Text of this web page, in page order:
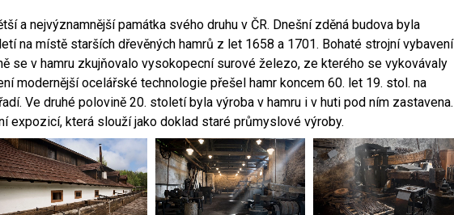
a nejvýznamnější památka svého druhu v ČR. Dnešní zděná budova byla
na místě starších dřevěných hamrů z let 1658 a 1701. Bohaté strojní vybavení
se v hamru zkujňovalo vysokopecní surové železo, ze kterého se vykovávaly
modernější ocelářské technologie přešel hamr koncem 60. let 19. stol. na
Ve druhé polovině 20. století byla výroba v hamru i v huti pod ním zastavena.
expozicí, která slouží jako doklad staré průmyslové výroby.